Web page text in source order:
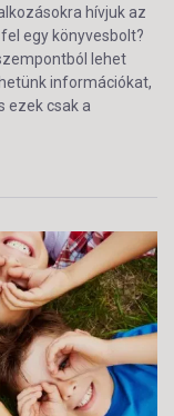
hívjuk az
egy könyvesbolt?
lehet
információkat,
ezek csak a